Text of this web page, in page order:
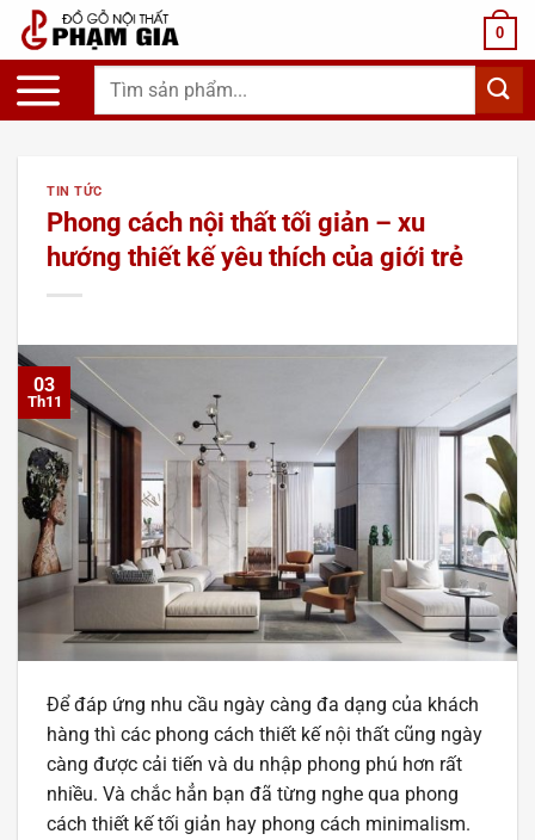
Chuyển
đến
nội
dung
0
Tìm
TIN TỨC
Phong cách nội thất tối giản – xu
hướng thiết kế yêu thích của giới trẻ
03
Th11
Để đáp ứng nhu cầu ngày càng đa dạng của khách
hàng thì các phong cách thiết kế nội thất cũng ngày
càng được cải tiến và du nhập phong phú hơn rất
nhiều. Và chắc hẳn bạn đã từng nghe qua phong
cách thiết kế tối giản hay phong cách minimalism.